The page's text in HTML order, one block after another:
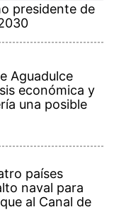
presidente de
Aguadulce
económica y
una posible
países
naval para
al Canal de